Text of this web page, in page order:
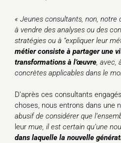
« Jeunes consultants, non, notre
à vendre des analyses ou des
stratégies ou à “expliquer leur
métier consiste à partager une
transformations à l’œuvre, avec,
concrètes applicables dans le
D’après ces consultants
choses, nous entrons dans une
abusif de considérer que
leur mue, il est certain qu’une
dans laquelle la nouvelle